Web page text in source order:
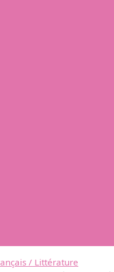
/ Littérature